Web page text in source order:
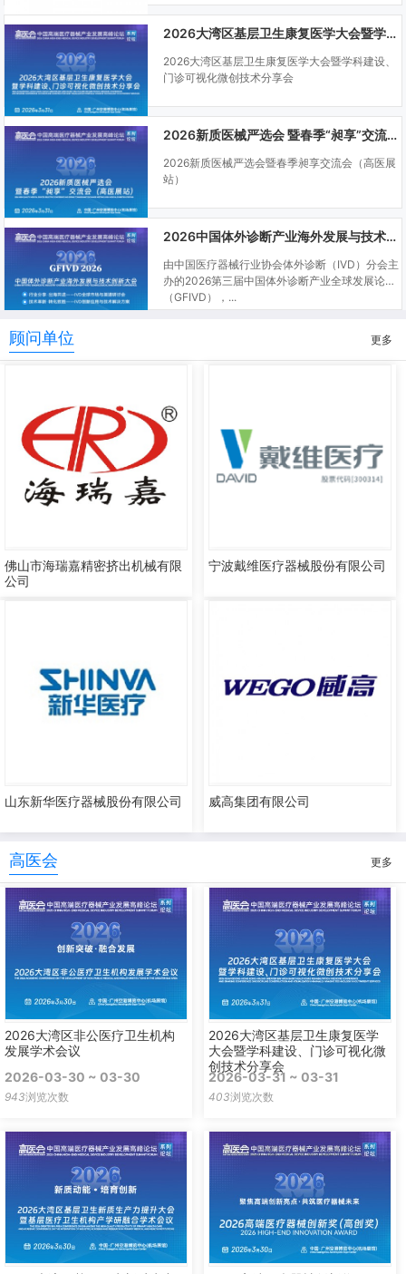
2026大湾区基层卫生康复医学大会暨学科建设、门诊可视化微创技术分享会
2026大湾区基层卫生康复医学大会暨学科建设、
门诊可视化微创技术分享会
2026新质医械严选会 暨春季“昶享”交流会（高医展站）
2026新质医械严选会暨春季昶享交流会（高医展
站）
2026中国体外诊断产业海外发展与技术创新大会
由中国医疗器械行业协会体外诊断（IVD）分会主
办的2026第三届中国体外诊断产业全球发展论坛
（GFIVD），...
顾问单位 更多
佛山市海瑞嘉精密挤出机械有限
公司
宁波戴维医疗器械股份有限公司
山东新华医疗器械股份有限公司 威高集团有限公司
高医会 更多
2026大湾区非公医疗卫生机构
发展学术会议
2026-03-30 ~ 03-30
943浏览次数
2026大湾区基层卫生康复医学
大会暨学科建设、门诊可视化微
创技术分享会
2026-03-31 ~ 03-31
403浏览次数